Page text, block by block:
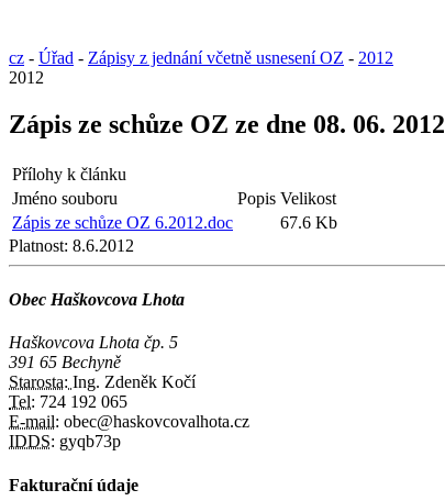
cz - Úřad - Zápisy z jednání včetně usnesení OZ - 2012
2012
Zápis ze schůze OZ ze dne 08. 06. 2012
Přílohy k článku
Jméno souboru
Popis Velikost
Zápis ze schůze OZ 6.2012.doc
67.6 Kb
Platnost: 8.6.2012
Obec Haškovcova Lhota
Haškovcova Lhota čp. 5
391 65 Bechyně
Starosta: Ing. Zdeněk Kočí
Tel: 724 192 065
E-mail: obec@haskovcovalhota.cz
IDDS: gyqb73p
Fakturační údaje